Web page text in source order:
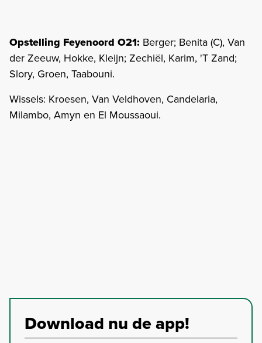
Opstelling Feyenoord O21: Berger; Benita (C), Van
der Zeeuw, Hokke, Kleijn; Zechiël, Karim, 'T Zand;
Slory, Groen, Taabouni.
Wissels: Kroesen, Van Veldhoven, Candelaria,
Milambo, Amyn en El Moussaoui.
Download nu de app!